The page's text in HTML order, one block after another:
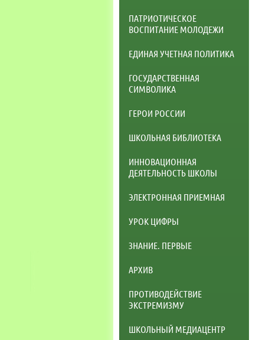
ПАТРИОТИЧЕСКОЕ
ВОСПИТАНИЕ МОЛОДЕЖИ
ЕДИНАЯ УЧЕТНАЯ ПОЛИТИКА
ГОСУДАРСТВЕННАЯ
СИМВОЛИКА
ГЕРОИ РОССИИ
ШКОЛЬНАЯ БИБЛИОТЕКА
ИННОВАЦИОННАЯ
ДЕЯТЕЛЬНОСТЬ ШКОЛЫ
ЭЛЕКТРОННАЯ ПРИЕМНАЯ
УРОК ЦИФРЫ
ЗНАНИЕ. ПЕРВЫЕ
АРХИВ
ПРОТИВОДЕЙСТВИЕ
ЭКСТРЕМИЗМУ
ШКОЛЬНЫЙ МЕДИАЦЕНТР